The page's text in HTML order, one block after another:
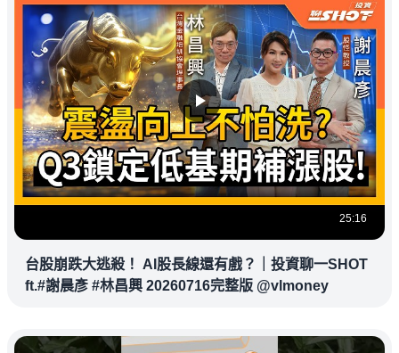
25:16
台股崩跌大逃殺！ AI股長線還有戲？｜投資聊一SHOT
ft.#謝晨彥 #林昌興 20260716完整版 @vlmoney